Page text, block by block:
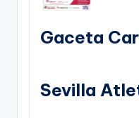
Gaceta
Sevilla